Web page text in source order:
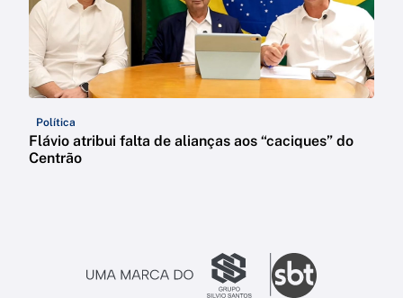
Política
Flávio atribui falta de alianças aos “caciques” do
Centrão